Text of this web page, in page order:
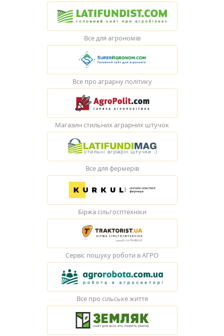
Все для агрономів
Все про аграрну політику
Магазин стильних аграрних штучок
Все для фермерів
Біржа сільгосптехніки
Сервіс пошуку роботи в АГРО
Все про сільське життя